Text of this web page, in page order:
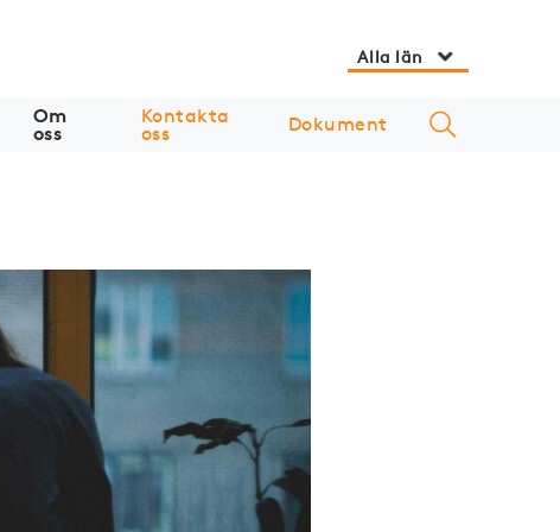
Alla län
Om
oss
Kontakta
oss Dokument